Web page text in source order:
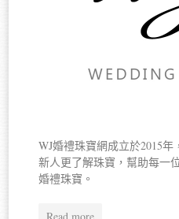
WJ婚禮珠寶網成立於2015
新人更了解珠寶，幫助每一
婚禮珠寶。